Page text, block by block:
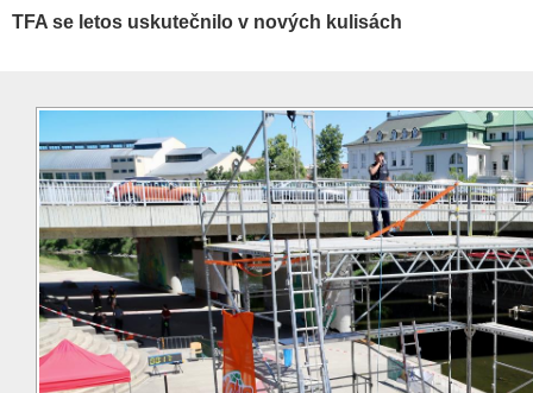
TFA se letos uskutečnilo v nových kulisách